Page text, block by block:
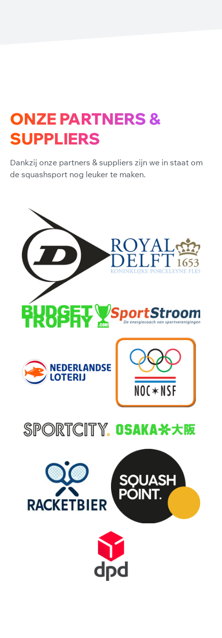
ONZE PARTNERS &
SUPPLIERS
Dankzij onze partners & suppliers zijn we in staat om
de squashsport nog leuker te maken.